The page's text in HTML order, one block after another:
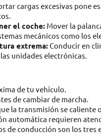
cargas excesivas pone
el coche: Mover la
mecánicos como los
extrema:Conducir en
unidades electrónicas.
de tu vehículo.
de cambiar de marcha.
la transmisión se caliente
automática requieren
de conducción son los tres